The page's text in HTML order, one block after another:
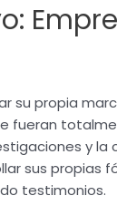
su propia
fueran
y
sus propias
testimonios.